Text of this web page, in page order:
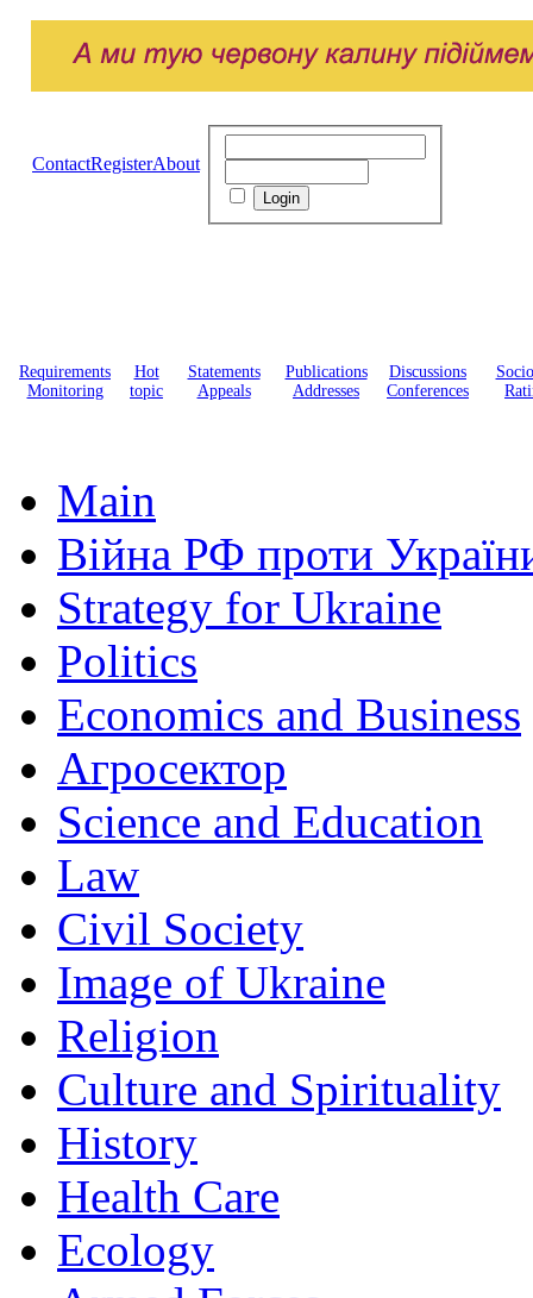
ContactRegisterAbout
Requirements
Monitoring
Hot
topic
Statements
Appeals
Publications
Addresses
Discussions
Conferences
Main
Війна РФ проти
Strategy for Ukraine
Politics
Economics and Business
Агросектор
Science and Education
Law
Civil Society
Image of Ukraine
Religion
Culture and Spirituality
History
Health Care
Ecology